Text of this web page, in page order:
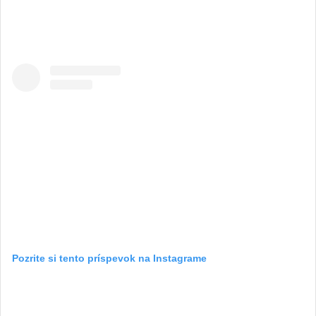
Pozrite si tento príspevok na Instagrame